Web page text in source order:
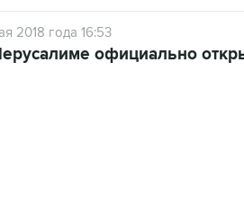
2018 года 16:53
официально